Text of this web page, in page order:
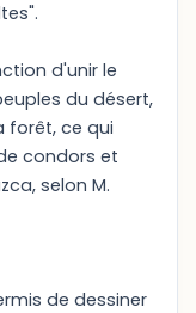
d'unir le
du désert,
forêt, ce qui
condors et
selon M.
de dessiner